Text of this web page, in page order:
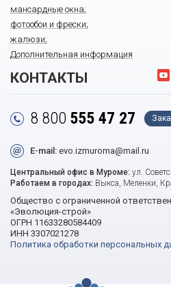
мансардные окна;
фотообои и фрески;
жалюзи;
Дополнительная информация
КОНТАКТЫ
8 800 555 47 27
E-mail: evo.izmuroma@mail.ru
Центральный офис в Муроме: ул.
Работаем в городах: Выкса, Меленки,
Общество с ограниченной
«Эволюция-строй»
ОГРН 11633280584409
ИНН 3307021278
Политика обработки персональных